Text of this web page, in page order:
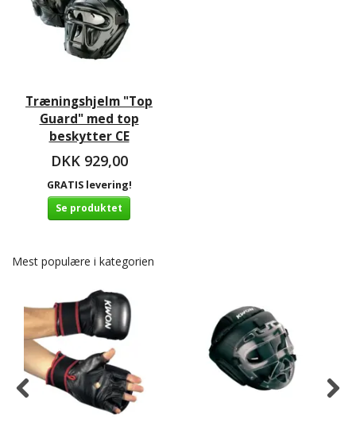
Træningshjelm "Top
Guard" med top
beskytter CE
DKK 929,00
GRATIS levering!
Se produktet
Mest populære i kategorien